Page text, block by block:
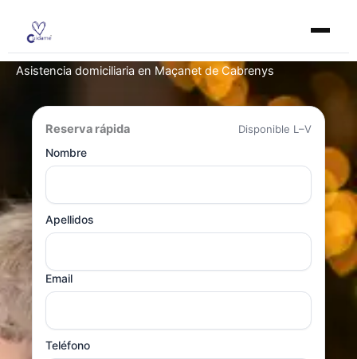
contenido
Asistencia domiciliaria en Maçanet de Cabrenys
Reserva rápida
Disponible L–V
Nombre
Apellidos
Email
Teléfono